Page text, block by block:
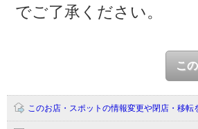
でご了承ください。
こ
このお店・スポットの情報変更や閉店・移転